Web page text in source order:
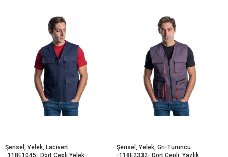
Şensel, Yelek, Lacivert
-118E1045- Dört Cepli Yelek-
Şensel, Yelek, Gri-Turuncu
-118E2332- Dört Cepli, Yazlık